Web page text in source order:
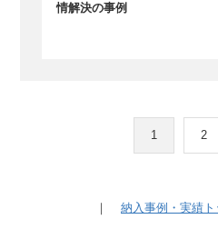
情解決の事例
1 2
｜ 納入事例・実績